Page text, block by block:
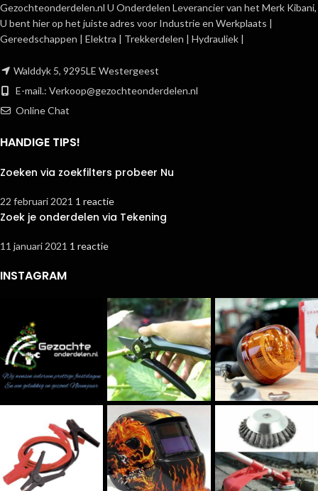
Gezochteonderdelen.nl U Onderdelen Leverancier van het Merk Kibani,
U bent hier op het juiste adres voor Industrie en Werkplaats |
Gereedschappen | Elektra | Trekkerdelen | Hydrauliek |
Walddyk 5, 9295LE Westergeest
E-mail.: Verkoop@gezochteonderdelen.nl
Online Chat
HANDIGE TIPS!
Zoeken via zoekfilters probeer Nu
22 februari 2021 1 reactie
Zoek je onderdelen via Tekening
11 januari 2021 1 reactie
INSTAGRAM